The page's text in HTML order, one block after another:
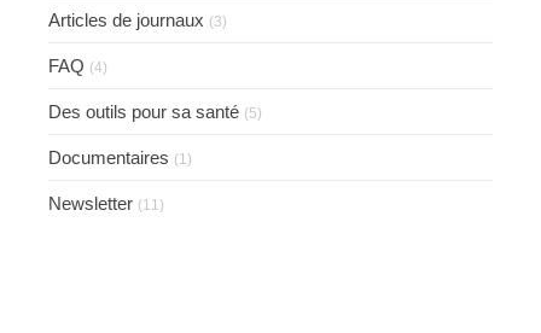
Articles de journaux (3)
FAQ (4)
Des outils pour sa santé (5)
Documentaires (1)
Newsletter (11)